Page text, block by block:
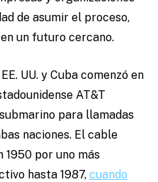
de asumir el proceso,
un futuro cercano.
UU. y Cuba comenzó en
AT&T
para llamadas
naciones. El cable
por uno más
hasta 1987, cuando